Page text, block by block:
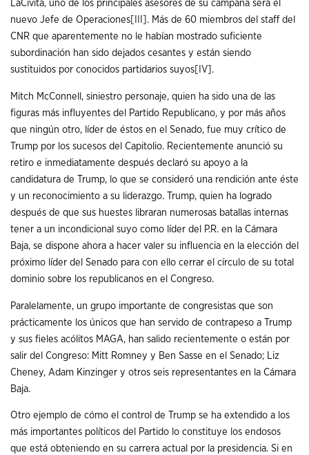
LaCivita, uno de los principales asesores de su campaña será el
nuevo Jefe de Operaciones
. Más de 60 miembros del staff del
CNR que aparentemente no le habían mostrado suficiente
subordinación han sido dejados cesantes y están siendo
sustituidos por conocidos partidarios suyos [IV] .
Mitch McConnell, siniestro personaje, quien ha sido una de las
figuras más influyentes del Partido Republicano, y por más años
que ningún otro, líder de éstos en el Senado, fue muy crítico de
Trump por los sucesos del Capitolio. Recientemente anunció su
retiro e inmediatamente después declaró su apoyo a la
candidatura de Trump, lo que se consideró una rendición ante éste
y un reconocimiento a su liderazgo. Trump, quien ha logrado
después de que sus huestes libraran numerosas batallas internas
tener a un incondicional suyo como líder del P.R. en la Cámara
Baja, se dispone ahora a hacer valer su influencia en la elección del
próximo líder del Senado para con ello cerrar el círculo de su total
dominio sobre los republicanos en el Congreso.
Paralelamente, un grupo importante de congresistas que son
prácticamente los únicos que han servido de contrapeso a Trump
y sus fieles acólitos MAGA, han salido recientemente o están por
salir del Congreso: Mitt Romney y Ben Sasse en el Senado; Liz
Cheney, Adam Kinzinger y otros seis representantes en la Cámara
Baja.
Otro ejemplo de cómo el control de Trump se ha extendido a los
más importantes políticos del Partido lo constituye los endosos
que está obteniendo en su carrera actual por la presidencia. Si en